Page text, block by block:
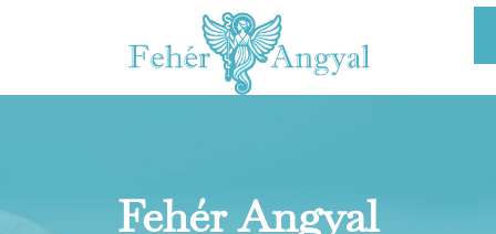
Fehér Angyal